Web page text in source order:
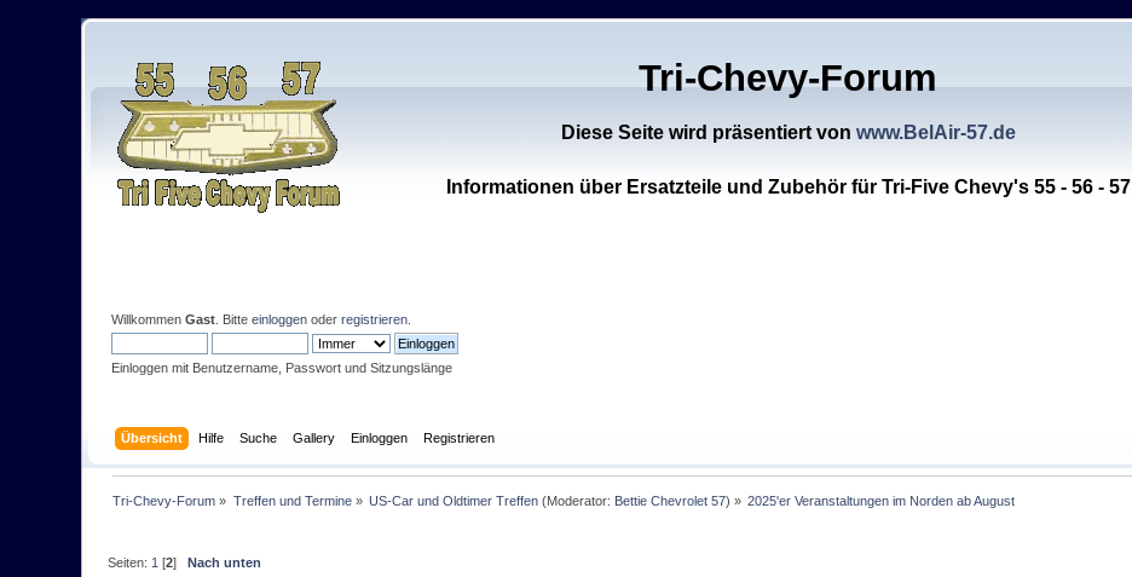
Tri-Chevy-Forum
Diese Seite wird präsentiert von www.BelAir-57.de
Informationen über Ersatzteile und Zubehör für Tri-Five Chevy's 55 - 56 - 57
WillkommenGast . Bitteeinloggen oderregistrieren
Einloggen mit Benutzername, Passwort und Sitzungslänge
Übersicht Hilfe Suche Gallery Einloggen Registrieren
Tri-Chevy-Forum » Treffen und Termine» US-Car und Oldtimer Treffen (Moderator: Bettie Chevrolet 57) » 2025'er Veranstaltungen im Norden ab August
Seiten:1 [2] Nach unten